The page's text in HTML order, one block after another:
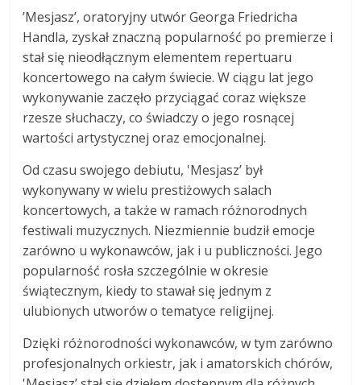
’Mesjasz’, oratoryjny utwór Georga Friedricha
Handla, zyskał znaczną popularność po premierze i
stał się nieodłącznym elementem repertuaru
koncertowego na całym świecie. W ciągu lat jego
wykonywanie zaczęło przyciągać coraz większe
rzesze słuchaczy, co świadczy o jego rosnącej
wartości artystycznej oraz emocjonalnej.
Od czasu swojego debiutu, 'Mesjasz’ był
wykonywany w wielu prestiżowych salach
koncertowych, a także w ramach różnorodnych
festiwali muzycznych. Niezmiennie budził emocje
zarówno u wykonawców, jak i u publiczności. Jego
popularność rosła szczególnie w okresie
świątecznym, kiedy to stawał się jednym z
ulubionych utworów o tematyce religijnej.
Dzięki różnorodności wykonawców, w tym zarówno
profesjonalnych orkiestr, jak i amatorskich chórów,